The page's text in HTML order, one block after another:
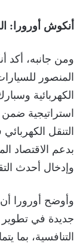
أنكوش أورورا:
ومن جانبه، أكد
المنصور
استراتيجية
التنقل
بدعم الاقتصاد
وإدخال أحدث
وأوضح أورورا أن
جديدة في
التنافسية، بما